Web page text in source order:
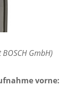
GmbH)
vorne: